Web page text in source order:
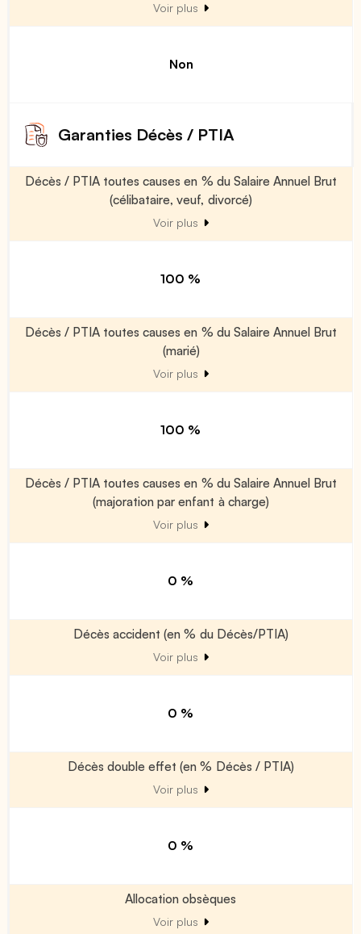
Voir plus
Non
Garanties Décès / PTIA
Décès / PTIA toutes causes en % du Salaire Annuel Brut
(célibataire, veuf, divorcé)
Voir plus
100 %
Décès / PTIA toutes causes en % du Salaire Annuel Brut
(marié)
Voir plus
100 %
Décès / PTIA toutes causes en % du Salaire Annuel Brut
(majoration par enfant à charge)
Voir plus
0 %
Décès accident (en % du Décès/PTIA)
Voir plus
0 %
Décès double effet (en % Décès / PTIA)
Voir plus
0 %
Allocation obsèques
Voir plus